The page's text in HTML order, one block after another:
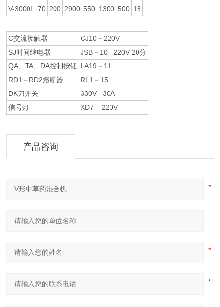
V-3000L 70 200 2900 550 1300 500 18
C交流接触器
CJ10－220V
SJ时间继电器
JSB－10 220V 20分
QA、TA、DA控制按钮 LA19－11
RD1－RD2熔断器
RL1－15
DK刀开关
330V 30A
信号灯
XD7 220V
产品咨询